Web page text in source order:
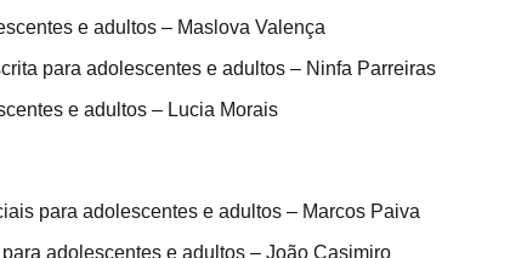
e adultos – Maslova Valença
para adolescentes e adultos – Ninfa Parreiras
e adultos – Lucia Morais
para adolescentes e adultos – Marcos Paiva
adolescentes e adultos – João Casimiro